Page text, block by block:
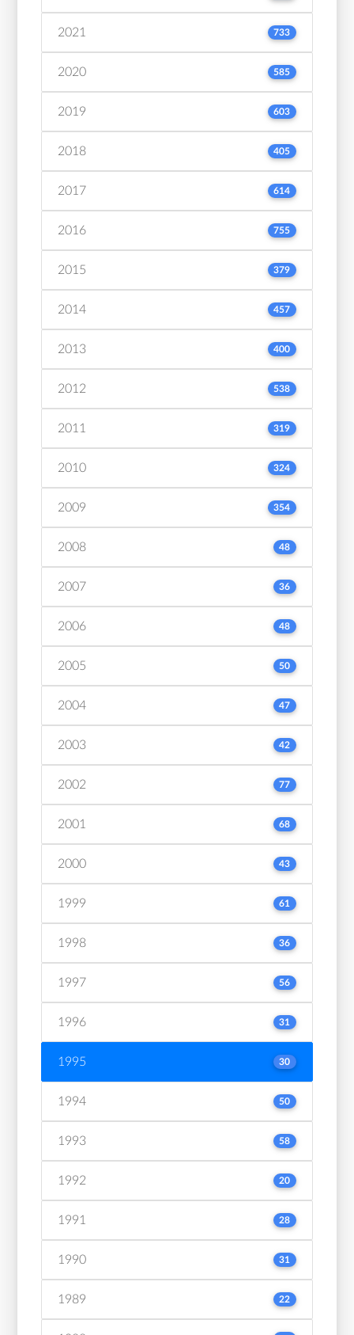
2021 733
2020 585
2019 603
2018 405
2017 614
2016 755
2015 379
2014 457
2013 400
2012 538
2011 319
2010 324
2009 354
2008 48
2007 36
2006 48
2005 50
2004 47
2003 42
2002 77
2001 68
2000 43
1999 61
1998 36
1997 56
1996 31
1995 30
1994 50
1993 58
1992 20
1991 28
1990 31
1989 22